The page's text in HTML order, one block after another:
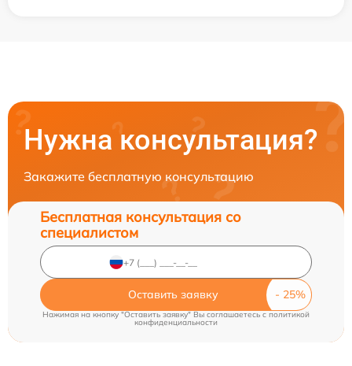
Нужна консультация?
Закажите бесплатную консультацию
Бесплатная консультация со
специалистом
Оставить заявку
Нажимая на кнопку "Оставить заявку" Вы соглашаетесь c политикой
конфиденциальности